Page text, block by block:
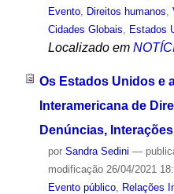
Evento, Direitos humanos
Cidades Globais
Estados
Localizado em
Os Estados Unidos e
Interamericana de
Denúncias,
por Sandra Sedini —
modificação26/04/2021
Evento público, Relações